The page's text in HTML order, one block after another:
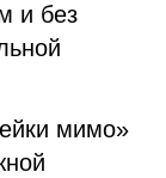
и без
мимо»